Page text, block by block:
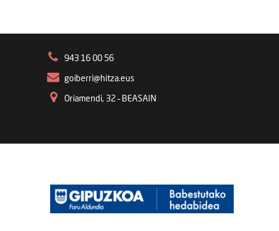
943 16 00 56
goiberri@hitza.eus
Oriamendi, 32 – BEASAIN